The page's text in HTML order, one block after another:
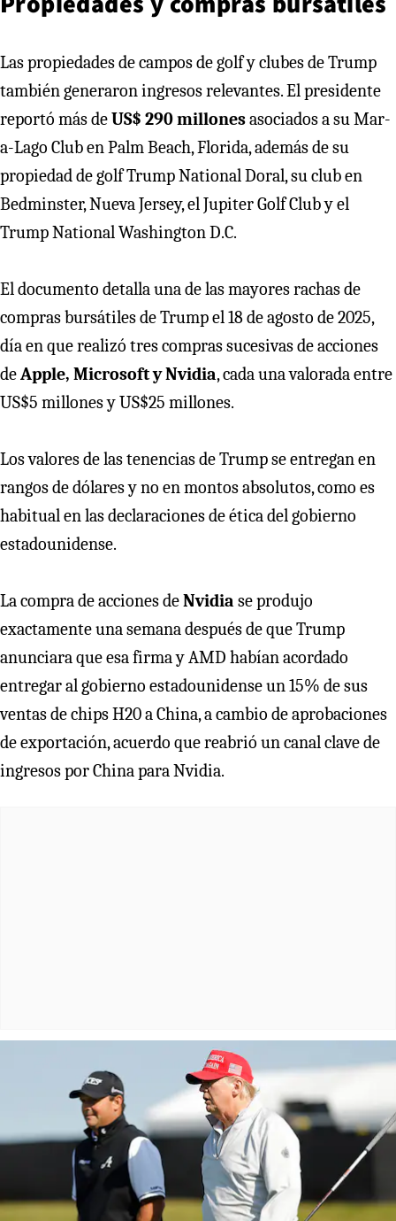
Las propiedades de campos de golf y clubes de Trump
también generaron ingresos relevantes. El presidente
reportó más deUS$ 290 millonesasociados a su Mar-
a-Lago Club en Palm Beach, Florida, además de su
propiedad de golf Trump National Doral, su club en
Bedminster, Nueva Jersey, el Jupiter Golf Club y el
Trump National Washington D.C.
El documento detalla una de las mayores rachas de
compras bursátiles de Trump el 18 de agosto de 2025,
día en que realizó tres compras sucesivas de acciones
deApple, Microsoft y Nvidia, cada una valorada entre
US$5 millones y US$25 millones.
Los valores de las tenencias de Trump se entregan en
rangos de dólares y no en montos absolutos, como es
habitual en las declaraciones de ética del gobierno
estadounidense.
La compra de acciones deNvidia se produjo
exactamente una semana después de que Trump
anunciara que esa firma y AMD habían acordado
entregar al gobierno estadounidense un 15% de sus
ventas de chips H20 a China, a cambio de aprobaciones
de exportación, acuerdo que reabrió un canal clave de
ingresos por China para Nvidia.